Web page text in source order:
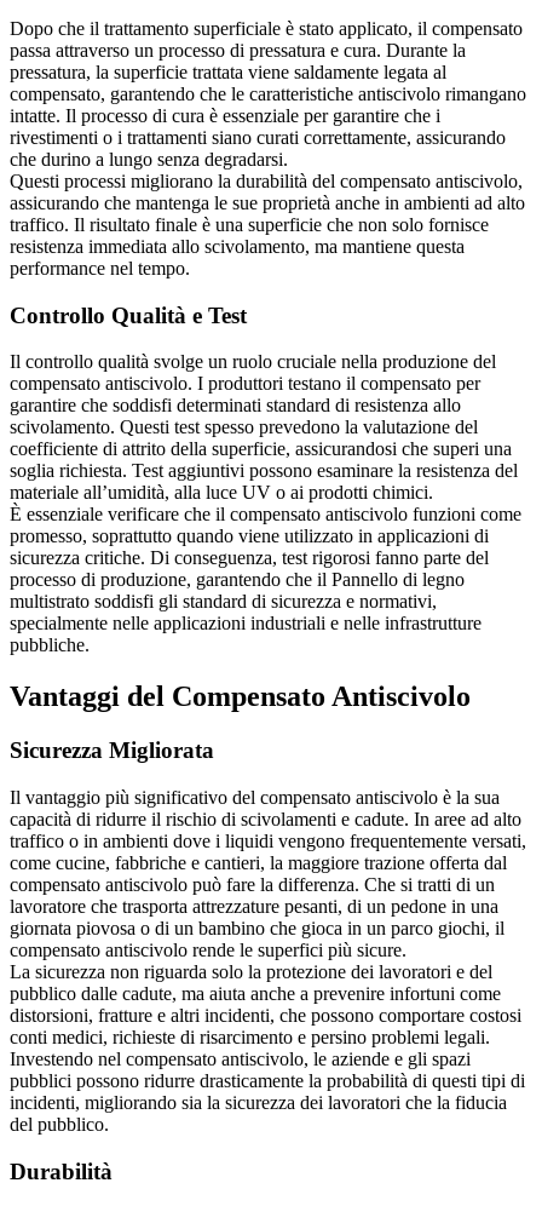
Dopo che il trattamento superficiale è stato applicato, il compensato
passa attraverso un processo di pressatura e cura. Durante la
pressatura, la superficie trattata viene saldamente legata al
compensato, garantendo che le caratteristiche antiscivolo rimangano
intatte. Il processo di cura è essenziale per garantire che i
rivestimenti o i trattamenti siano curati correttamente, assicurando
che durino a lungo senza degradarsi.
Questi processi migliorano la durabilità del compensato antiscivolo,
assicurando che mantenga le sue proprietà anche in ambienti ad alto
traffico. Il risultato finale è una superficie che non solo fornisce
resistenza immediata allo scivolamento, ma mantiene questa
performance nel tempo.
Controllo Qualità e Test
Il controllo qualità svolge un ruolo cruciale nella produzione del
compensato antiscivolo. I produttori testano il compensato per
garantire che soddisfi determinati standard di resistenza allo
scivolamento. Questi test spesso prevedono la valutazione del
coefficiente di attrito della superficie, assicurandosi che superi una
soglia richiesta. Test aggiuntivi possono esaminare la resistenza del
materiale all’umidità, alla luce UV o ai prodotti chimici.
È essenziale verificare che il compensato antiscivolo funzioni come
promesso, soprattutto quando viene utilizzato in applicazioni di
sicurezza critiche. Di conseguenza, test rigorosi fanno parte del
processo di produzione, garantendo che il Pannello di legno
multistrato soddisfi gli standard di sicurezza e normativi,
specialmente nelle applicazioni industriali e nelle infrastrutture
pubbliche.
Vantaggi del Compensato Antiscivolo
Sicurezza Migliorata
Il vantaggio più significativo del compensato antiscivolo è la sua
capacità di ridurre il rischio di scivolamenti e cadute. In aree ad alto
traffico o in ambienti dove i liquidi vengono frequentemente versati,
come cucine, fabbriche e cantieri, la maggiore trazione offerta dal
compensato antiscivolo può fare la differenza. Che si tratti di un
lavoratore che trasporta attrezzature pesanti, di un pedone in una
giornata piovosa o di un bambino che gioca in un parco giochi, il
compensato antiscivolo rende le superfici più sicure.
La sicurezza non riguarda solo la protezione dei lavoratori e del
pubblico dalle cadute, ma aiuta anche a prevenire infortuni come
distorsioni, fratture e altri incidenti, che possono comportare costosi
conti medici, richieste di risarcimento e persino problemi legali.
Investendo nel compensato antiscivolo, le aziende e gli spazi
pubblici possono ridurre drasticamente la probabilità di questi tipi di
incidenti, migliorando sia la sicurezza dei lavoratori che la fiducia
del pubblico.
Durabilità